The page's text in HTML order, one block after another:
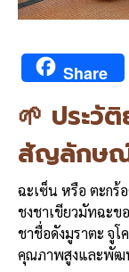
Share
🌱 ประวัติ
สัญลักษ
ฉะเซ็น หรือ ตะกร้
ชงชาเขียวมัทฉะข
ชาชื่อดังมูราตะ จูโ
คุณภาพสูงและพัฒ